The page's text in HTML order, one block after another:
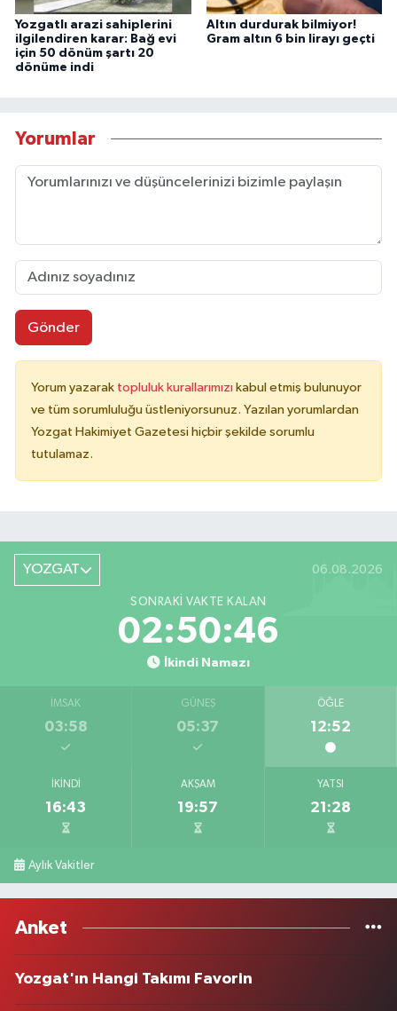
Yozgatlı arazi sahiplerini
ilgilendiren karar: Bağ evi
için 50 dönüm şartı 20
dönüme indi
Altın durdurak bilmiyor!
Gram altın 6 bin lirayı geçti
Yorumlar
Gönder
Yorum yazarak topluluk kurallarımızı kabul etmiş bulunuyor
ve tüm sorumluluğu üstleniyorsunuz. Yazılan yorumlardan
Yozgat Hakimiyet Gazetesi hiçbir şekilde sorumlu
tutulamaz.
YOZGAT 06.08.2026
SONRAKI VAKTE KALAN
02:50:46
İkindi Namazı
İMSAK
03:58
GÜNEŞ
05:37
ÖĞLE
12:52
İKINDI
16:43
AKŞAM
19:57
YATSI
21:28
Aylık Vakitler
Anket
Yozgat'ın Hangi Takımı Favorin